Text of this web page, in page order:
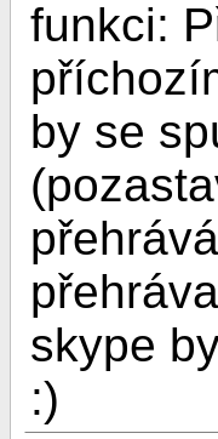
funkci:
by se
skype
:)